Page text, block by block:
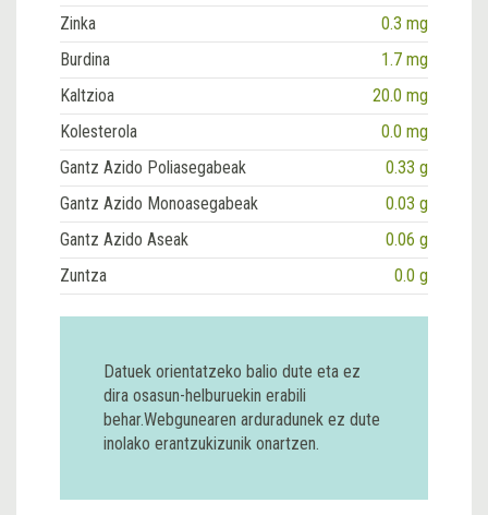
Zinka
0.3 mg
Burdina
1.7 mg
Kaltzioa
20.0 mg
Kolesterola
0.0 mg
Gantz Azido Poliasegabeak
0.33 g
Gantz Azido Monoasegabeak
0.03 g
Gantz Azido Aseak
0.06 g
Zuntza
0.0 g
Datuek orientatzeko balio dute eta ez
dira osasun-helburuekin erabili
behar.Webgunearen arduradunek ez dute
inolako erantzukizunik onartzen.